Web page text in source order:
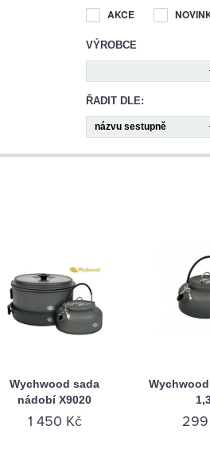
AKCE
VÝROBCE
ŘADIT DLE:
Wychwood sada
nádobí X9020
1 450 Kč